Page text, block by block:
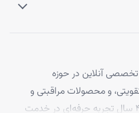
آنلاین در حوزه
و محصولات مراقبتی و
درمانی پوست و مو، با بیش از ۴ سال تجربه حرفه‌ای در خدمت